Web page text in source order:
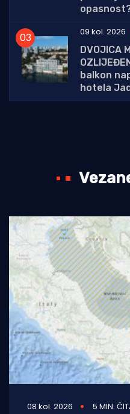
09 kol. 2026
DVOJICA
balkon
hotela
08 kol. 2026 5 MIN.